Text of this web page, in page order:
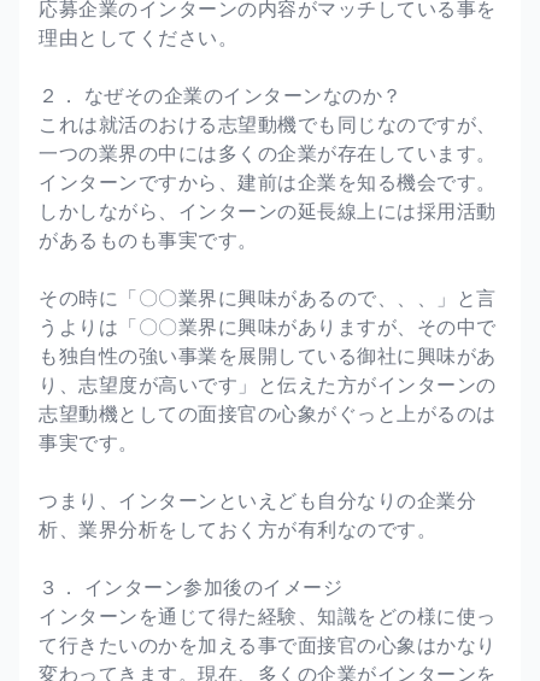
応募企業のインターンの内容がマッチしている事を
理由としてください。
２． なぜその企業のインターンなのか？
これは就活のおける志望動機でも同じなのですが、
一つの業界の中には多くの企業が存在しています。
インターンですから、建前は企業を知る機会です。
しかしながら、インターンの延長線上には採用活動
があるものも事実です。
その時に「〇〇業界に興味があるので、、、」と言
うよりは「〇〇業界に興味がありますが、その中で
も独自性の強い事業を展開している御社に興味があ
り、志望度が高いです」と伝えた方がインターンの
志望動機としての面接官の心象がぐっと上がるのは
事実です。
つまり、インターンといえども自分なりの企業分
析、業界分析をしておく方が有利なのです。
３． インターン参加後のイメージ
インターンを通じて得た経験、知識をどの様に使っ
て行きたいのかを加える事で面接官の心象はかなり
変わってきます。現在、多くの企業がインターンを